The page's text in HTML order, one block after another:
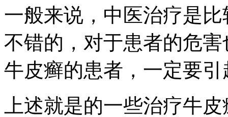
一般来说，中医治疗是
不错的，对于患者的危
牛皮癣的患者，一定要
上述就是的一些治疗牛